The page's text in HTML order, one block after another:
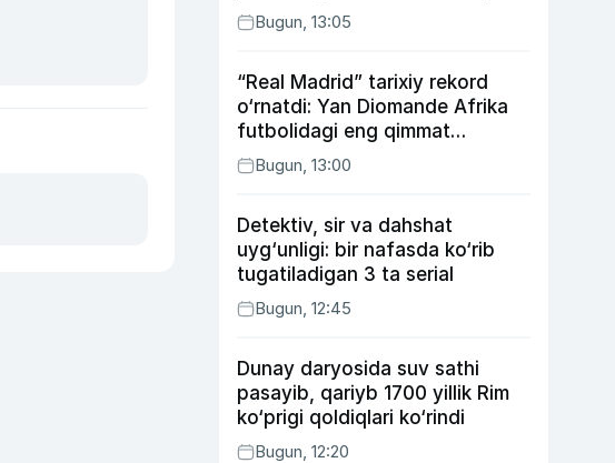
suhbatlashdi
Bugun, 13:05
“Real Madrid” tarixiy rekord
o‘rnatdi: Yan Diomande Afrika
futbolidagi eng qimmat
transferga aylandi
Bugun, 13:00
Detektiv, sir va dahshat
uyg‘unligi: bir nafasda ko‘rib
tugatiladigan 3 ta serial
Bugun, 12:45
Dunay daryosida suv sathi
pasayib, qariyb 1700 yillik Rim
ko‘prigi qoldiqlari ko‘rindi
Bugun, 12:20